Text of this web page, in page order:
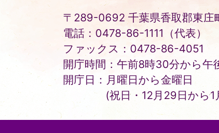
〒289-0692 千葉県香取郡東庄
電話：0478-86-1111（代表）
ファックス：0478-86-4051
開庁時間：午前8時30分から午
開庁日：月曜日から金曜日
(祝日・12月29日から